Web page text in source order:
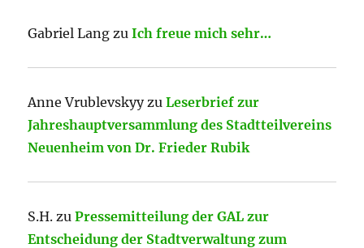
Gabriel Lang zuIch freue mich sehr…
Anne VrublevskyyzuLeserbrief zur
Jahreshauptversammlung des Stadtteilvereins
Neuenheim von Dr. Frieder Rubik
S.H. zuPressemitteilung der GAL zur
Entscheidung der Stadtverwaltung zum